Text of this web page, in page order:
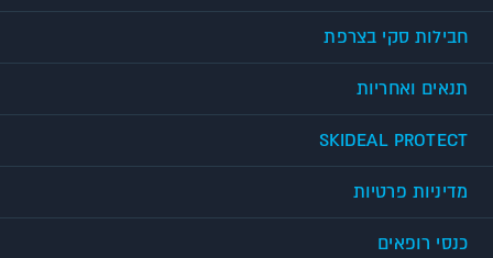
חבילות סקי בצרפת
תנאים ואחריות
SKIDEAL PROTECT
מדיניות פרטיות
כנסי רופאים